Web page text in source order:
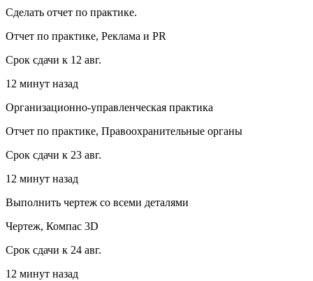
Сделать отчет по практике.
Отчет по практике, Реклама и PR
Срок сдачи к 12 авг.
12 минут назад
Организационно-управленческая практика
Отчет по практике, Правоохранительные органы
Срок сдачи к 23 авг.
12 минут назад
Выполнить чертеж со всеми деталями
Чертеж, Компас 3D
Срок сдачи к 24 авг.
12 минут назад